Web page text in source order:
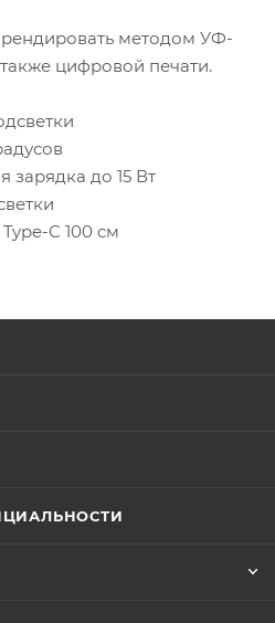
методом УФ-
цифровой печати.
зарядка до 15 Вт
C 100 cм